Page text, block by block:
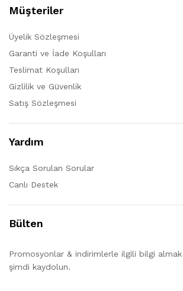
Müşteriler
Üyelik Sözleşmesi
Garanti ve İade Koşulları
Teslimat Koşulları
Gizlilik ve Güvenlik
Satış Sözleşmesi
Yardım
Sıkça Sorulan Sorular
Canlı Destek
Bülten
Promosyonlar & indirimlerle ilgili bilgi
şimdi kaydolun.